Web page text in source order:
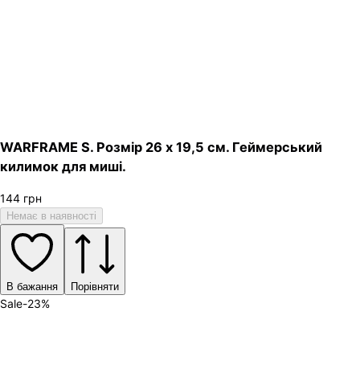
WARFRAME S. Розмір 26 х 19,5 см. Геймерський
килимок для миші.
144 грн
Немає в наявності
В бажання Порівняти
Sale-23%